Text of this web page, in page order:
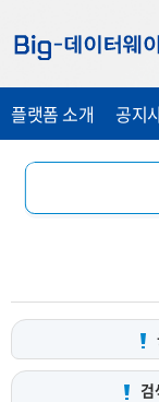
가
기
가
기
가
기
플랫폼 소개 공지
검